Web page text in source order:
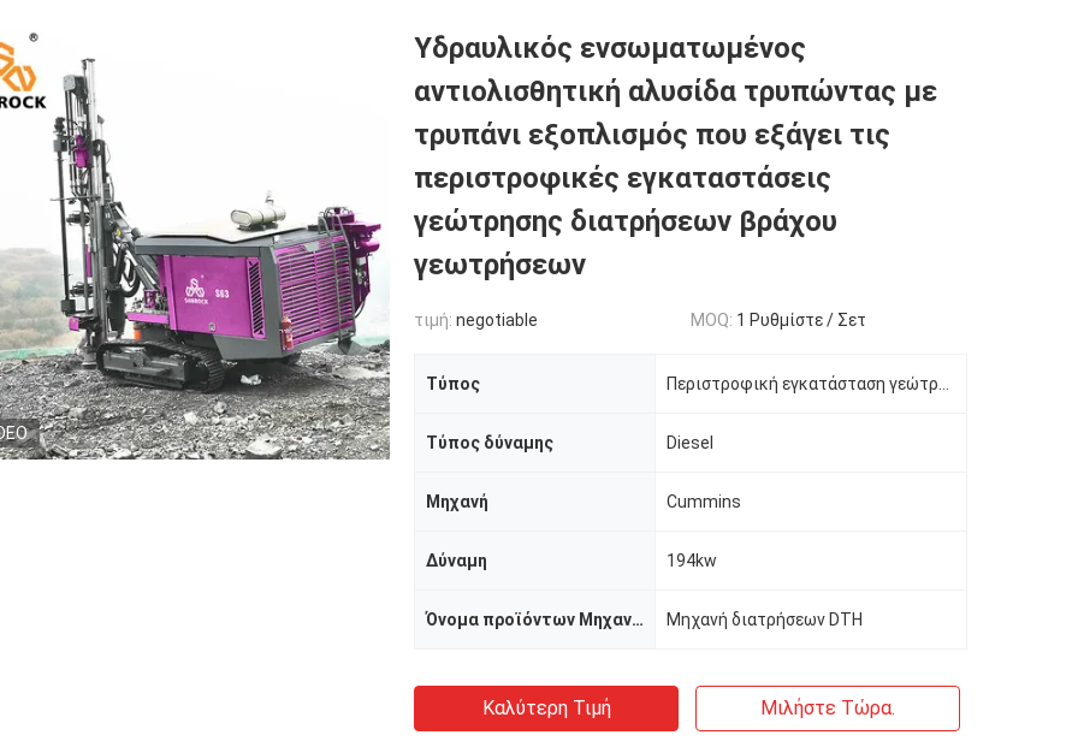
Υδραυλικός ενσωματωμένος
αντιολισθητική αλυσίδα τρυπώντας με
τρυπάνι εξοπλισμός που εξάγει τις
περιστροφικές εγκαταστάσεις
γεώτρησης διατρήσεων βράχου
γεωτρήσεων
τιμή: negotiable MOQ: 1 Ρυθμίστε / Σετ
Τύπος
Τύπος δύναμης Diesel
Μηχανή Cummins
Δύναμη 194kw
Όνομα προϊόντων Μηχανή διατρήσεων Μηχανή διατρήσεων DTH
Καλύτερη Τιμή Μιλήστε Τώρα.